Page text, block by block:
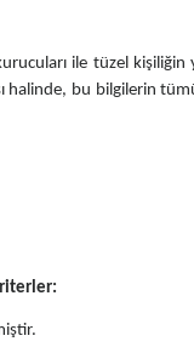
ile tüzel
halinde, bu bilgilerin